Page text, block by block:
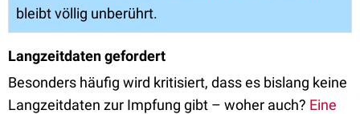
bleibt völlig unberührt.
Langzeitdaten gefordert
Besonders häufig wird kritisiert, dass es bislang keine
Langzeitdaten zur Impfung gibt – woher auch? Eine